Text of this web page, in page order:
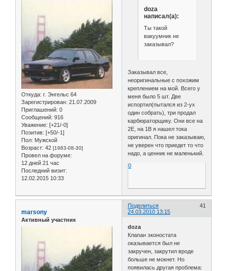
Откуда: г. Энгельс 64
Зарегистрирован: 21.07.2009
Приглашений: 0
Сообщений: 916
Уважение: [+21/-0]
Позитив: [+50/-1]
Пол: Мужской
Возраст: 42 [1983-08-30]
Провел на форуме:
12 дней 21 час
Последний визит:
12.02.2015 10:33
doza
написал(а):
Ты такой
вакуумник не
заказывал?
Заказывал все,
неоригинальные с похожим
креплением на мой. Всего у
меня было 5 шт. Две
испортил(пытался из 2-ух
один собрать), три продал
карбюраторщику. Они все на
2Е, на 1B я нашел тока
оригинал. Пока не заказываю,
не уверен что приедет то что
надо, а ценник не маленький.
0
Поделиться
41
24.03.2010 13:15
marsony
Активный участник
doza
Клапан эконостата
оказывается был не
закручен, закрутил вроде
больше не мокнет. Но
появилась другая проблема: